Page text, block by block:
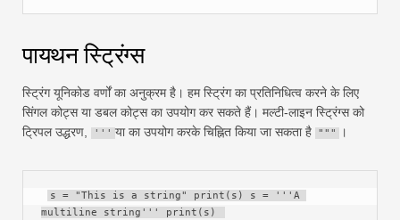
पायथन स्ट्रिंग्स
स्ट्रिंग यूनिकोड वर्णों का अनुक्रम है। हम स्ट्रिंग का प्रतिनिधित्व करने के लिए
सिंगल कोट्स या डबल कोट्स का उपयोग कर सकते हैं। मल्टी-लाइन स्ट्रिंग्स को
ट्रिपल उद्धरण,
''' या का उपयोग करके चिह्नित किया जा सकता है """ ।
s = "This is a string" print(s) s = '''A
multiline string''' print(s)